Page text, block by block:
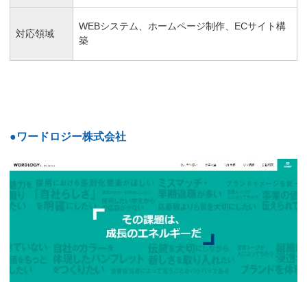
対応領域
WEBシステム、ホームページ制作、ECサイト構
築
●ワードロジー株式会社